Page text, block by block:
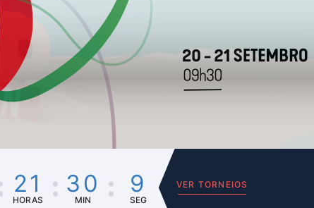
21
HORAS
30
MIN
9
SEG
VER TORNEIOS